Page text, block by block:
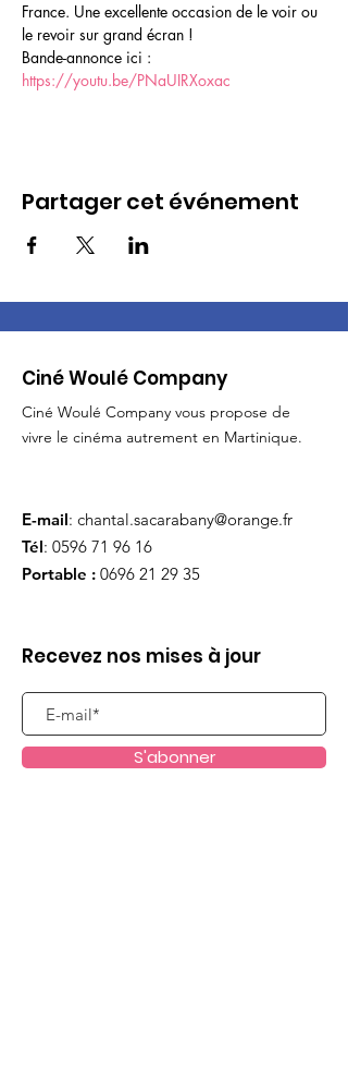
France. Une excellente occasion de le voir ou
le revoir sur grand écran !
Bande-annonce ici :
https://youtu.be/PNaUIRXoxac
Partager cet événement
Ciné Woulé Company
Ciné Woulé Company vous propose de
vivre le cinéma autrement en Martinique.
E-mail: chantal.sacarabany@orange.fr
Tél: 0596 71 96 16
Portable : 0696 21 29 35
Recevez nos mises à jour
S'abonner